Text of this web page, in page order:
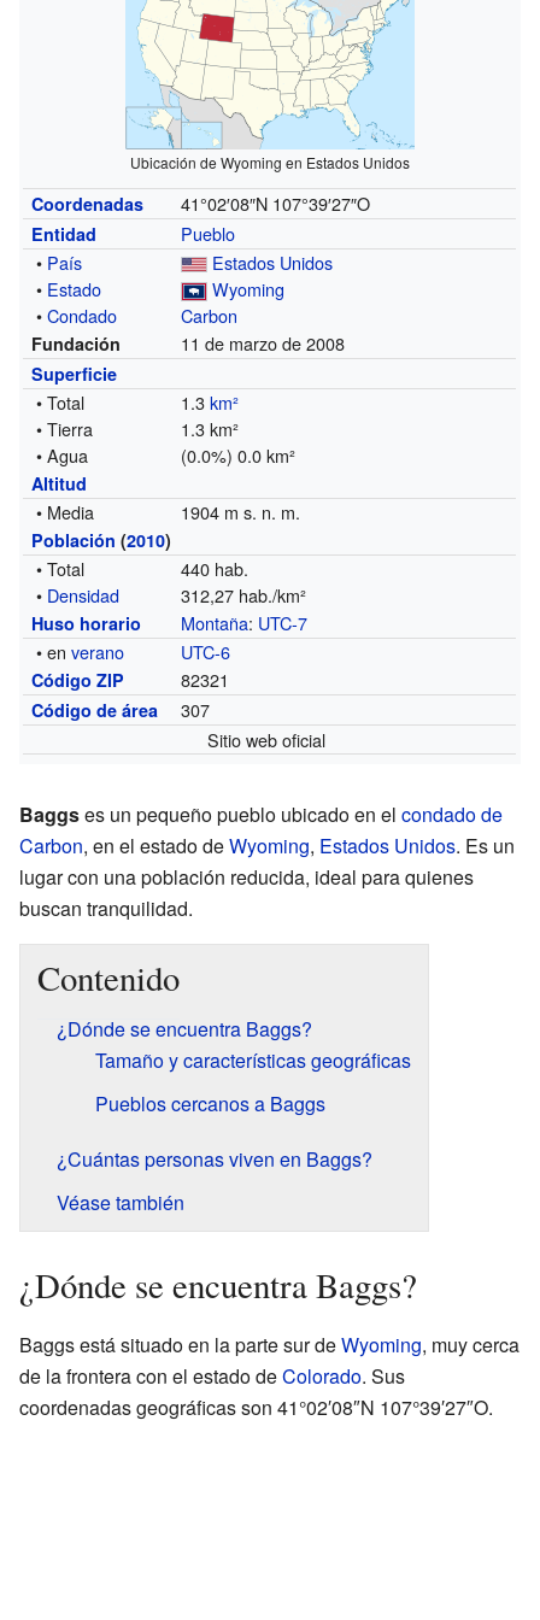
Ubicación de Wyoming en Estados Unidos
Coordenadas 41°02′08″N 107°39′27″O
Entidad
Pueblo
• País
Estados Unidos
• Estado
Wyoming
•Condado Carbon
Fundación 11 de marzo de 2008
Superficie
• Total 1.3km²
• Tierra
1.3 km²
• Agua
(0.0%) 0.0 km²
Altitud
• Media 1904 m s. n. m.
Población (2010)
• Total
440 hab.
• Densidad 312,27 hab./km²
Huso horario Montaña: UTC-7
• enverano UTC-6
Código ZIP 82321
Código de área
307
Sitio web oficial
Baggses un pequeño pueblo ubicado en el condado de
Carbon, en el estado deWyoming, Estados Unidos. Es un
lugar con una población reducida, ideal para quienes
buscan tranquilidad.
Contenido
¿Dónde se encuentra Baggs?
Tamaño y características geográficas
Pueblos cercanos a Baggs
¿Cuántas personas viven en Baggs?
Véase también
¿Dónde se encuentra Baggs?
Baggs está situado en la parte sur deWyoming, muy cerca
de la frontera con el estado deColorado. Sus
coordenadas geográficas son 41°02′08″N 107°39′27″O.